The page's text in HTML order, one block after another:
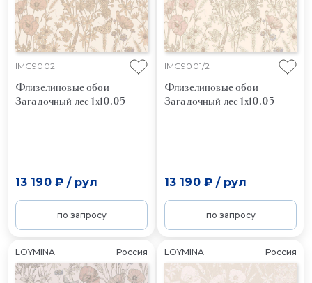
IMG9002
Флизелиновые обои
Загадочный лес 1x10.05
13 190 ₽/ рул
по запросу
IMG9001/2
Флизелиновые обои
Загадочный лес 1x10.05
13 190 ₽/ рул
по запросу
LOYMINA Россия LOYMINA Россия